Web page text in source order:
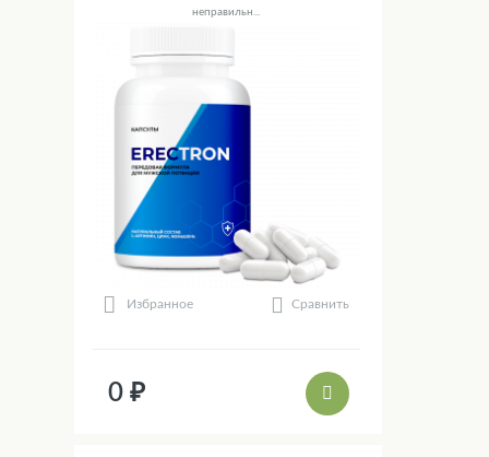
неправильн...
Избранное Сравнить
0 ₽